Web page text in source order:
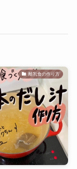
離乳食の作り方